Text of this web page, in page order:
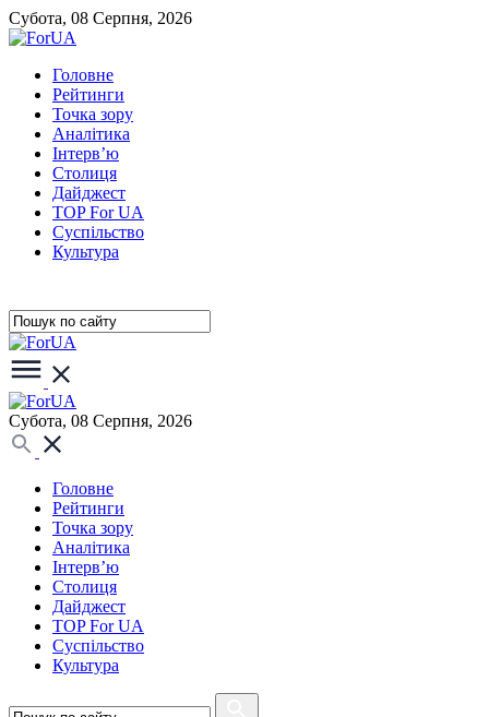
Субота, 08 Серпня, 2026
Головне
Рейтинги
Точка зору
Аналітика
Інтерв’ю
Столиця
Дайджест
TOP For UA
Суспiльство
Культура
Субота, 08 Серпня, 2026
Головне
Рейтинги
Точка зору
Аналітика
Інтерв’ю
Столиця
Дайджест
TOP For UA
Суспiльство
Культура